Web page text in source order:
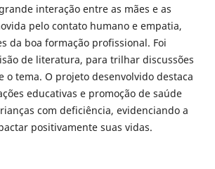
interação entre as mães e as
pelo contato humano e empatia,
da boa formação profissional. Foi
de literatura, para trilhar discussões
o tema. O projeto desenvolvido destaca
educativas e promoção de saúde
com deficiência, evidenciando a
positivamente suas vidas.